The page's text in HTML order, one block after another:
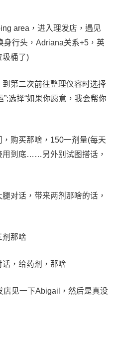
area，进入理发店，遇见
行头，Adriana关系+5，英
圾桶了)
第二次前往整理仪容时选择
”;选择“如果你愿意，我会帮你
购买那啥，150一剂量(每天
用到底……另外别试图搭话，
对话，带来两剂那啥的话，
剂那啥
，给药剂，那啥
见一下Abigail，然后是真没